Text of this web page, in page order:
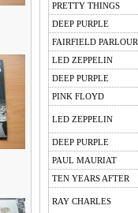
PRETTY THINGS
DEEP PURPLE
FAIRFIELD PARLOUR
LED ZEPPELIN
DEEP PURPLE
PINK FLOYD
LED ZEPPELIN
DEEP PURPLE
PAUL MAURIAT
TEN YEARS AFTER
RAY CHARLES